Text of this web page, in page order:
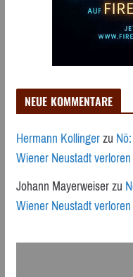
NEUE KOMMENTARE
Hermann Kollingerzu
Wiener Neustadt verloren
Johann Mayerweiserzu
Wiener Neustadt verloren